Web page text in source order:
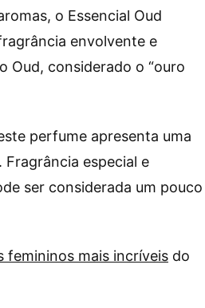
o Essencial Oud
envolvente e
Oud, considerado o “ouro
perfume apresenta uma
Fragrância especial e
ser considerada um pouco
femininos mais incríveis do